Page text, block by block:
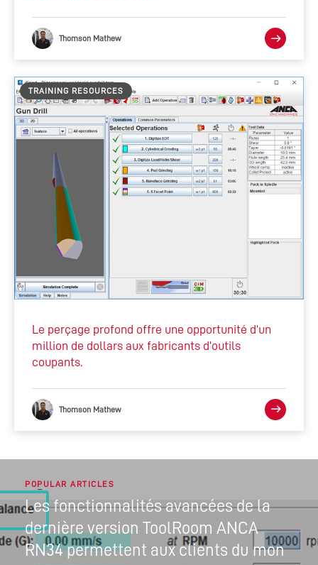
Thomson Mathew
TRAINING RESOURCES
Le perçage profond offre une opportunité d’un
million de dollars aux fabricants d’outils
coupants.
Thomson Mathew
POPULAR ARTICLES
Les fonctionnalités avancées de la
dernière version ToolRoom ANCA
RN34 permettent aux clients du mon